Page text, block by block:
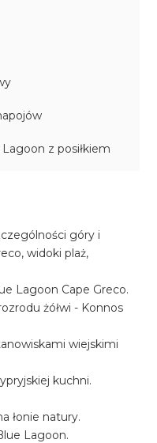
z posiłkiem
góry i
widoki plaż,
Lagoon Cape Greco.
żółwi - Konnos
wiejskimi
kuchni.
łonie natury.
Lagoon.